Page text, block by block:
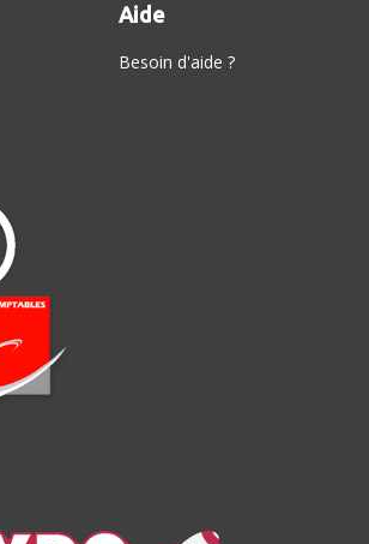
Aide
Besoin d'aide ?